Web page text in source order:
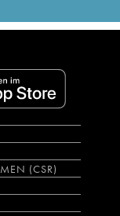
(CSR)